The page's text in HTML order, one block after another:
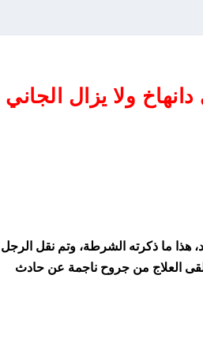
ولا يزال الجاني
ما ذكرته الشرطة، وتم نقل الرجل
العلاج من جروح ناجمة عن حادث